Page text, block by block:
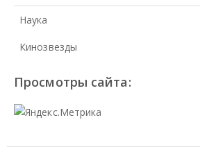
Наука
Кинозвезды
Просмотры сайта: